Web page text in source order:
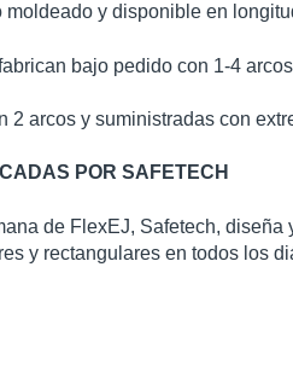
moldeado y disponible en
bajo pedido con 1-4 arcos
2 arcos y suministradas con
POR SAFETECH
de FlexEJ, Safetech, diseña
y rectangulares en todos los